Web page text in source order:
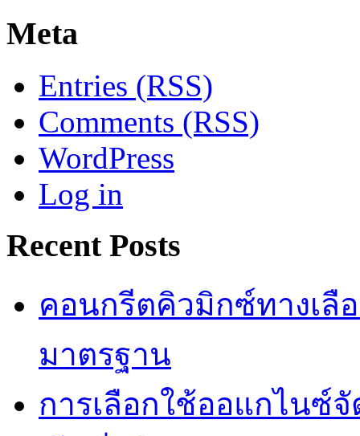
Meta
Entries (RSS)
Comments (RSS)
WordPress
Log in
Recent Posts
คอนกรีตคิวมิกซ์ทางเลื
มาตรฐาน
การเลือกใช้ออแกไนซ์